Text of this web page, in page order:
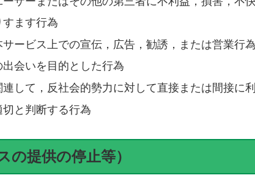
ます行為
ービス上での宣伝，広告，勧誘，または営業行為
会いを目的とした行為
して，反社会的勢力に対して直接または間接に
と判断する行為
の提供の停止等）